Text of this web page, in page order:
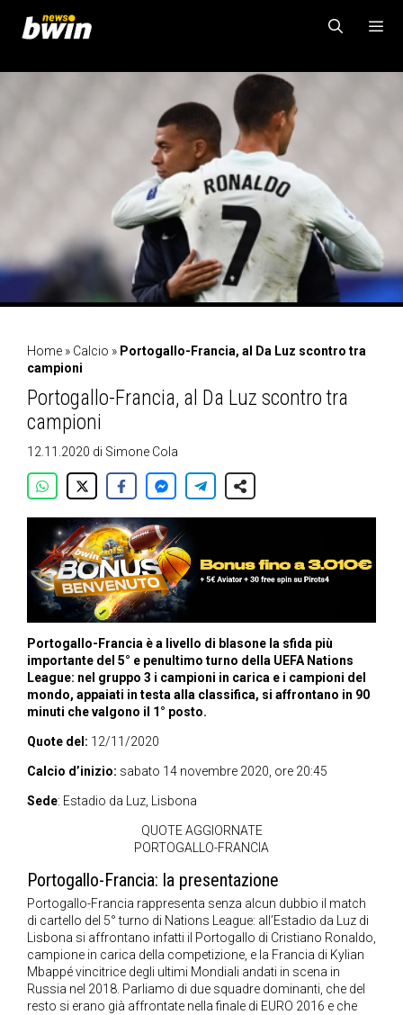
contenuto
Home » Calcio » Portogallo-Francia, al Da Luz scontro tra
campioni
Portogallo-Francia, al Da Luz scontro tra
campioni
12.11.2020 di Simone Cola
Portogallo-Francia è a livello di blasone la sfida più
importante del 5° e penultimo turno della UEFA Nations
League: nel gruppo 3 i campioni in carica e i campioni del
mondo, appaiati in testa alla classifica, si affrontano in 90
minuti che valgono il 1° posto.
Quote del: 12/11/2020
Calcio d’inizio: sabato 14 novembre 2020, ore 20:45
Sede: Estadio da Luz, Lisbona
QUOTE AGGIORNATE
PORTOGALLO-FRANCIA
Portogallo-Francia: la presentazione
Portogallo-Francia rappresenta senza alcun dubbio il match
di cartello del 5° turno di Nations League: all’Estadio da Luz di
Lisbona si affrontano infatti il Portogallo di Cristiano Ronaldo,
campione in carica della competizione, e la Francia di Kylian
Mbappé vincitrice degli ultimi Mondiali andati in scena in
Russia nel 2018. Parliamo di due squadre dominanti, che del
resto si erano già affrontate nella finale di EURO 2016 e che